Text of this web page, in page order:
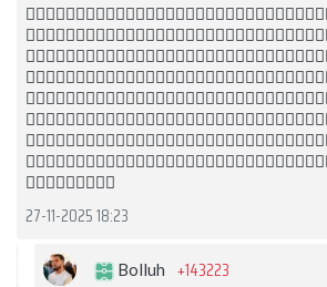
🙋🏻‍♂️🙋🏻‍♂️🙋🏻‍♂️
27-11-2025 18:23
Bolluh +143223